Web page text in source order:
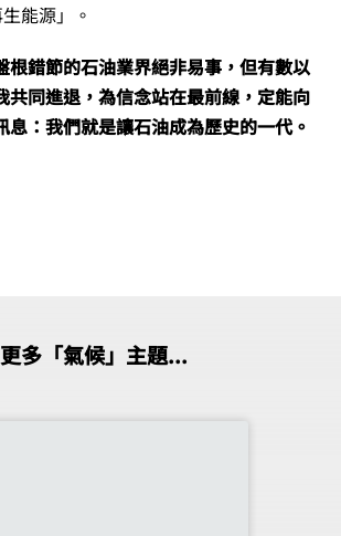
能源」。
根錯節的石油業界絕非易事，但有數以
共同進退，為信念站在最前線，定能向
息：我們就是讓石油成為歷史的一代。
更多「氣候」主題...